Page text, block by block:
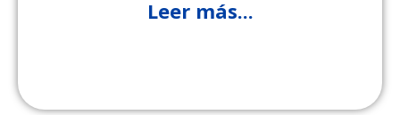
Leer más...